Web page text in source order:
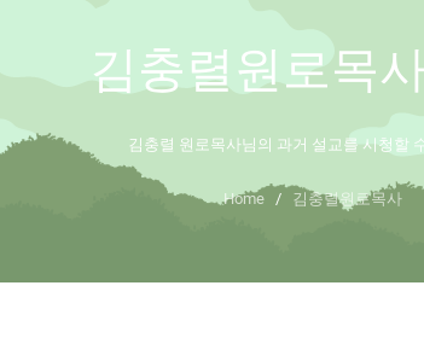
김충렬원로목
김충렬 원로목사님의 과거 설교를 시청할
Home / 김충렬원로목사